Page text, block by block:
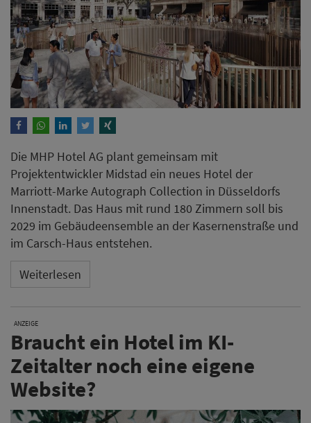
Die MHP Hotel AG plant gemeinsam mit
Projektentwickler Midstad ein neues Hotel der
Marriott-Marke Autograph Collection in Düsseldorfs
Innenstadt. Das Haus mit rund 180 Zimmern soll bis
2029 im Gebäudeensemble an der Kasernenstraße und
im Carsch-Haus entstehen.
Weiterlesen
ANZEIGE
Braucht ein Hotel im KI-
Zeitalter noch eine eigene
Website?